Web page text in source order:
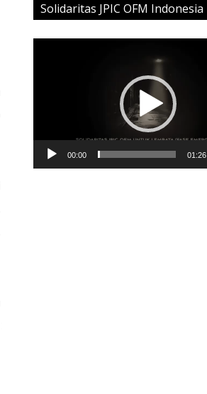
Solidaritas JPIC OFM Indonesia
00:00 01:26